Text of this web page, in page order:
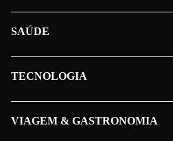
SAÚDE
TECNOLOGIA
VIAGEM & GASTRONOMIA